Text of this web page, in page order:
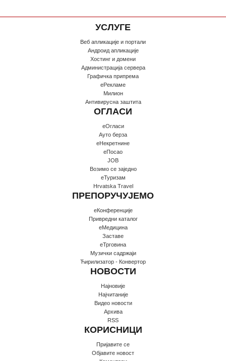
УСЛУГЕ
Веб апликације и портали
Андроид апликације
Хостинг и домени
Администрација сервера
Графичка припрема
еРекламе
Милион
Антивирусна заштита
ОГЛАСИ
еОгласи
Ауто берза
еНекретнине
еПосао
JOB
Возимо се заједно
еТуризам
Hrvatska Travel
ПРЕПОРУЧУЈЕМО
еКонференције
Привредни каталог
еМедицина
Заставе
еТрговина
Музички садржаји
Ћирилизатор - Конвертор
НОВОСТИ
Најновије
Најчитаније
Видео новости
Архива
RSS
КОРИСНИЦИ
Пријавите се
Oбјавите новост